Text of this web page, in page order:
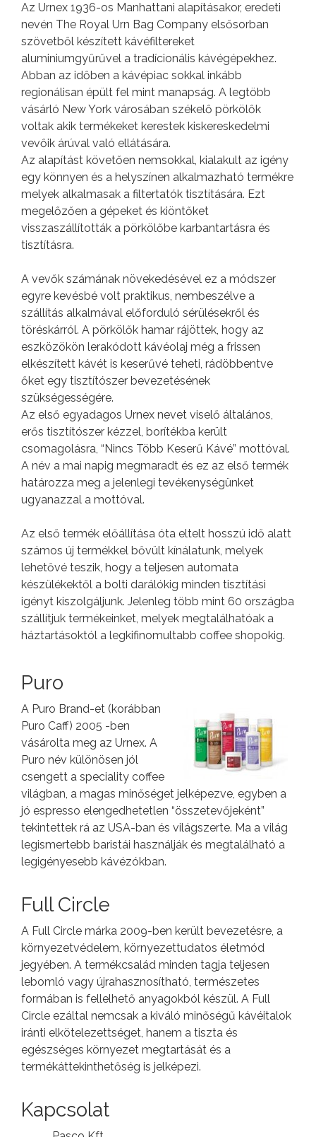
Az Urnex 1936-os Manhattani alapításakor, eredeti
nevén The Royal Urn Bag Company elsősorban
szövetből készített kávéfiltereket
aluminiumgyűrűvel a tradícionális kávégépekhez.
Abban az időben a kávépiac sokkal inkább
regionálisan épült fel mint manapság. A legtöbb
vásárló New York városában székelő pörkölők
voltak akik termékeket kerestek kiskereskedelmi
vevőik árúval való ellátására.
Az alapítást követően nemsokkal, kialakult az igény
egy könnyen és a helyszínen alkalmazható termékre
melyek alkalmasak a filtertatók tisztítására. Ezt
megelőzően a gépeket és kiöntőket
visszaszállították a pörkölőbe karbantartásra és
tisztításra.
A vevők számának növekedésével ez a módszer
egyre kevésbé volt praktikus, nembeszélve a
szállítás alkalmával előforduló sérülésekről és
töréskárról. A pörkölők hamar rájöttek, hogy az
eszközökön lerakódott kávéolaj még a frissen
elkészített kávét is keserűvé teheti, rádöbbentve
őket egy tisztítószer bevezetésének
szükségességére.
Az első egyadagos Urnex nevet viselő általános,
erős tisztítószer kézzel, borítékba került
csomagolásra, “Nincs Több Keserű Kávé” mottóval.
A név a mai napig megmaradt és ez az első termék
határozza meg a jelenlegi tevékenységünket
ugyanazzal a mottóval.
Az első termék előállítása óta eltelt hosszú idő alatt
számos új termékkel bővült kínálatunk, melyek
lehetővé teszik, hogy a teljesen automata
készülékektől a bolti darálókig minden tisztítási
igényt kiszolgáljunk. Jelenleg több mint 60 országba
szállítjuk termékeinket, melyek megtalálhatóak a
háztartásoktól a legkifinomultabb coffee shopokig.
Puro
A Puro Brand-et (korábban
Puro Caff) 2005 -ben
vásárolta meg az Urnex. A
Puro név különösen jól
csengett a speciality coffee
világban, a magas minőséget jelképezve, egyben a
jó espresso elengedhetetlen “összetevőjeként”
tekintettek rá az USA-ban és világszerte. Ma a világ
legismertebb baristái használják és megtalálható a
legigényesebb kávézókban.
Full Circle
A Full Circle márka 2009-ben került bevezetésre, a
környezetvédelem, környezettudatos életmód
jegyében. A termékcsalád minden tagja teljesen
lebomló vagy újrahasznosítható, természetes
formában is fellelhető anyagokból készül. A Full
Circle ezáltal nemcsak a kiváló minőségű kávéitalok
iránti elkötelezettséget, hanem a tiszta és
egészséges környezet megtartását és a
termékáttekinthetőség is jelképezi.
Kapcsolat